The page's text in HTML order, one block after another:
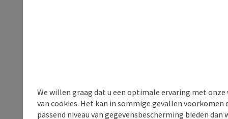
We willen graag dat u een optimale ervaring met
van cookies. Het kan in sommige gevallen voorkomen
passend niveau van gegevensbescherming bieden